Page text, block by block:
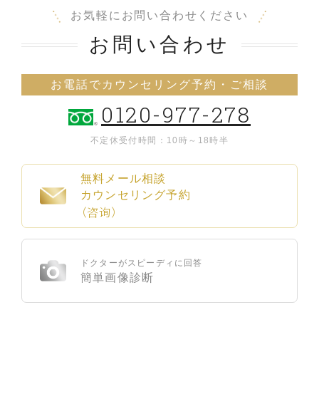
お気軽にお問い合わせください
お問い合わせ
お電話でカウンセリング予約・ご相談
0120-977-278
不定休 受付時間：10時～18時半
無料メール相談
カウンセリング予約
（咨询）
ドクターがスピーディに回答
簡単画像診断